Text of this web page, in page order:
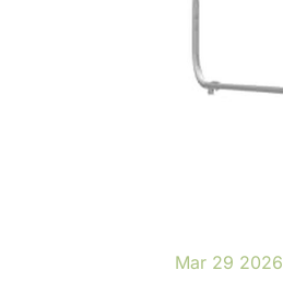
Mar 29 2026